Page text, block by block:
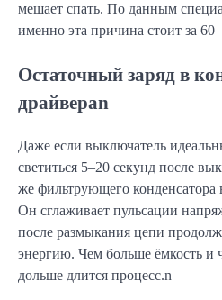
мешает спать. По данным
именно эта причина стоит за
Остаточный заряд в
драйвераn
Даже если выключатель
светиться 5–20 секунд после
же фильтрующего конденсатора
Он сглаживает пульсации
после размыкания цепи
энергию. Чем больше ёмкость и
дольше длится процесс.n